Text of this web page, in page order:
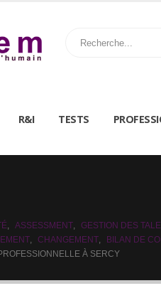
R&I TESTS
ASSESSMENT GESTION DES
CHANGEMENT
BILAN DE
À SERCY